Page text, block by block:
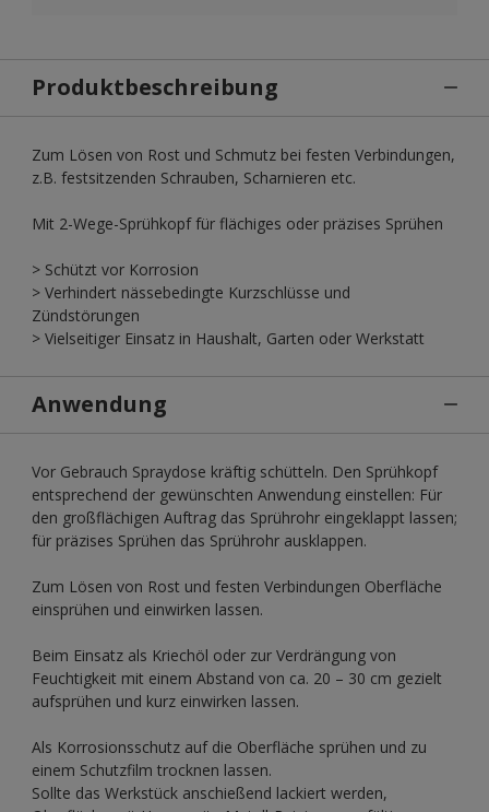
Produktbeschreibung
Zum Lösen von Rost und Schmutz bei festen Verbindungen,
z.B. festsitzenden Schrauben, Scharnieren etc.
Mit 2-Wege-Sprühkopf für flächiges oder präzises Sprühen
> Schützt vor Korrosion
> Verhindert nässebedingte Kurzschlüsse und
Zündstörungen
> Vielseitiger Einsatz in Haushalt, Garten oder Werkstatt
Anwendung
Vor Gebrauch Spraydose kräftig schütteln. Den Sprühkopf
entsprechend der gewünschten Anwendung einstellen: Für
den großflächigen Auftrag das Sprührohr eingeklappt lassen;
für präzises Sprühen das Sprührohr ausklappen.
Zum Lösen von Rost und festen Verbindungen Oberfläche
einsprühen und einwirken lassen.
Beim Einsatz als Kriechöl oder zur Verdrängung von
Feuchtigkeit mit einem Abstand von ca. 20 – 30 cm gezielt
aufsprühen und kurz einwirken lassen.
Als Korrosionsschutz auf die Oberfläche sprühen und zu
einem Schutzfilm trocknen lassen.
Sollte das Werkstück anschießend lackiert werden,